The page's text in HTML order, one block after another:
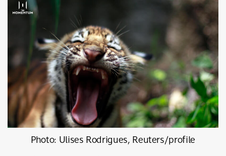
Photo: Ulises Rodrigues, Reuters/profile